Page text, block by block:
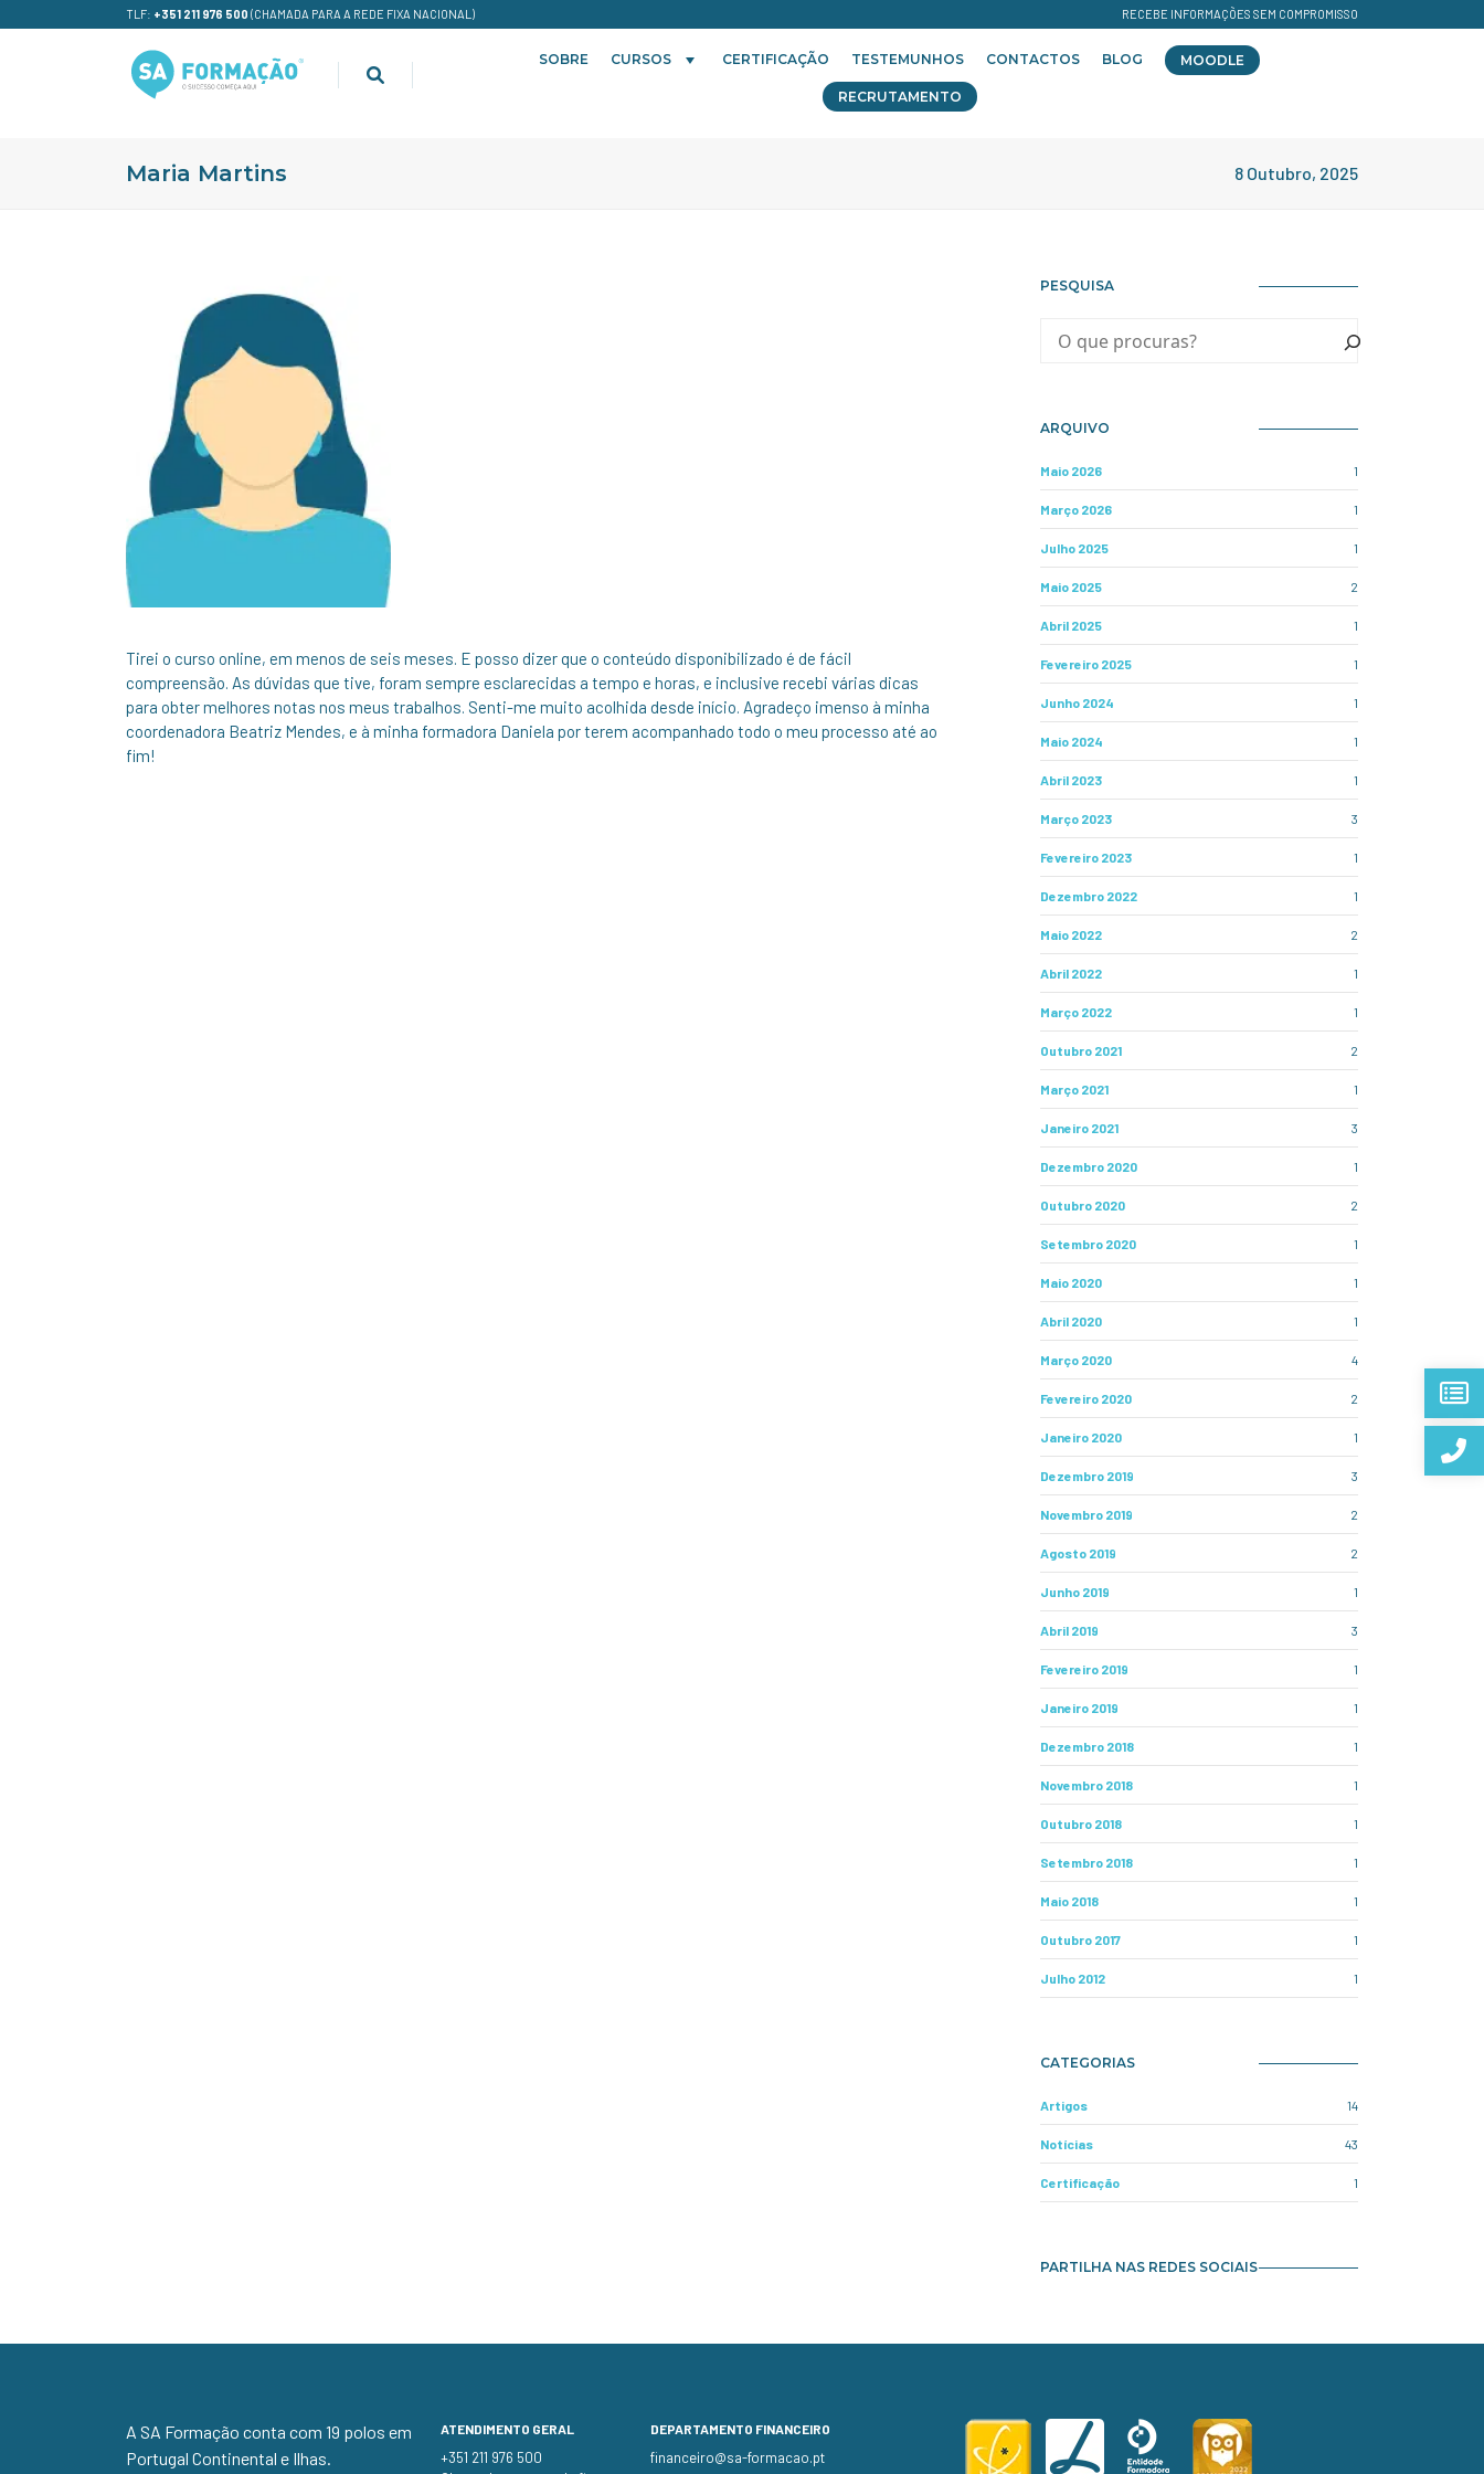
TLF: +351 211 976 500 (CHAMADA PARA A REDE FIXA NACIONAL) RECEBE INFORMAÇÕES SEM COMPROMISSO
SOBRE CURSOS CERTIFICAÇÃO TESTEMUNHOS CONTACTOS BLOG MOODLE
RECRUTAMENTO
Maria Martins 8 Outubro, 2025
Tirei o curso online, em menos de seis meses. E posso dizer que o conteúdo disponibilizado é de fácil
compreensão. As dúvidas que tive, foram sempre esclarecidas a tempo e horas, e inclusive recebi várias dicas
para obter melhores notas nos meus trabalhos. Senti-me muito acolhida desde início. Agradeço imenso à minha
coordenadora Beatriz Mendes, e à minha formadora Daniela por terem acompanhado todo o meu processo até ao
fim!
PESQUISA
ARQUIVO
Maio 2026 1
Março 2026 1
Julho 2025 1
Maio 2025 2
Abril 2025 1
Fevereiro 2025 1
Junho 2024 1
Maio 2024 1
Abril 2023 1
Março 2023 3
Fevereiro 2023 1
Dezembro 2022 1
Maio 2022 2
Abril 2022 1
Março 2022 1
Outubro 2021 2
Março 2021 1
Janeiro 2021 3
Dezembro 2020 1
Outubro 2020 2
Setembro 2020 1
Maio 2020 1
Abril 2020 1
Março 2020 4
Fevereiro 2020 2
Janeiro 2020 1
Dezembro 2019 3
Novembro 2019 2
Agosto 2019 2
Junho 2019 1
Abril 2019 3
Fevereiro 2019 1
Janeiro 2019 1
Dezembro 2018 1
Novembro 2018 1
Outubro 2018 1
Setembro 2018 1
Maio 2018 1
Outubro 2017 1
Julho 2012 1
CATEGORIAS
Artigos 14
Notícias 43
Certificação 1
PARTILHA NAS REDES SOCIAIS
A SA Formação conta com 19 polos em
Portugal Continental e Ilhas.
ATENDIMENTO GERAL
+351 211 976 500
DEPARTAMENTO FINANCEIRO
financeiro@sa-formacao.pt